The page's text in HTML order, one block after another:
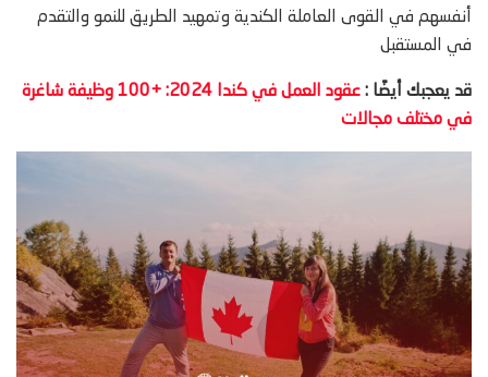
أنفسهم في القوى العاملة الكندية وتمهيد الطريق للنمو والتقدم
في المستقبل
قد يعجبك أيضًا : عقود
العمل في كندا 2024: +100 وظيفة شاغرة
في مختلف مجالات